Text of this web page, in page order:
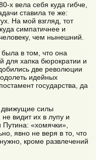
х вела себя куда гибче,
ставила те же:
На мой взгляд, тот
симпатичнее и
чем нынешний.
в том, что она
для хапка бюрократии и
две революции
идейных
государства, да
движущие силы
видит их в лупу и
«хомячки»,
явно не веря в то, что
кроме развлечений